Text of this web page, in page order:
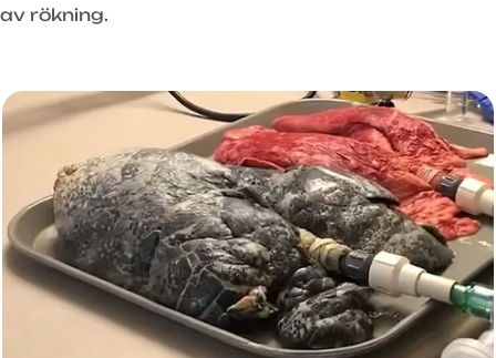
av rökning.